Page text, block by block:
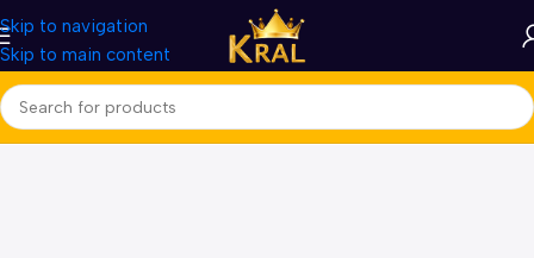
Skip to navigation
Skip to main content